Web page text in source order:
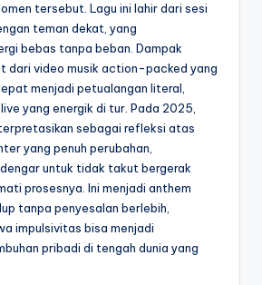
tersebut. Lagu ini lahir dari sesi
teman dekat, yang
bebas tanpa beban. Dampak
dari video musik action-packed yang
menjadi petualangan literal,
yang energik di tur. Pada 2025,
sebagai refleksi atas
yang penuh perubahan,
untuk tidak takut bergerak
prosesnya. Ini menjadi anthem
tanpa penyesalan berlebih,
impulsivitas bisa menjadi
pribadi di tengah dunia yang